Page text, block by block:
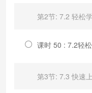
第2节: 7.2 轻松
课时 50 : 7.2轻
第3节: 7.3 快速